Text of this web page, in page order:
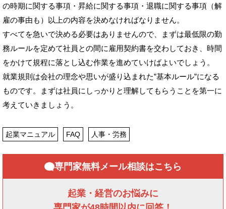
の時期に関する事項・昇給に関する事項・退職に関する事項（解
雇の事由も）以上の内容を決めなければなりません。
すべてを急いで決める必要はありませんので、まずは最低限の勤
務ルールを定めて社員との間に雇用契約書を交わしておき、時間
をかけて規程に落とし込む作業を進めていけばよいでしょう。
就業規則は会社の理念や思いが盛り込まれた”基本ルール”になる
ものです。まずは社員にしっかりと理解してもらうことを第一に
考えていきましょう。
起業マニュアル FAQ 人事・労務
専門家無料メール相談はこちら
起業・経営のお悩みに